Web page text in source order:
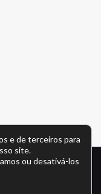
- lusofonews.com
e de terceiros para
site.
ou desativá-los